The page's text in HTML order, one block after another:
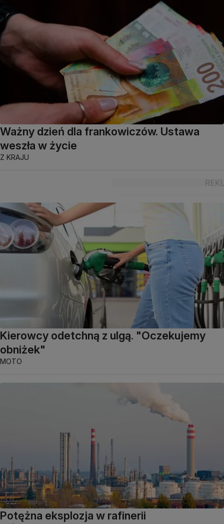
Ważny dzień dla frankowiczów. Ustawa
weszła w życie
Z KRAJU
Kierowcy odetchną z ulgą. "Oczekujemy
obniżek"
MOTO
Potężna eksplozja w rafinerii